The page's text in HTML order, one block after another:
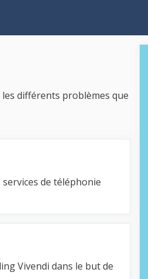
différents problèmes que
de téléphonie
Vivendi dans le but de